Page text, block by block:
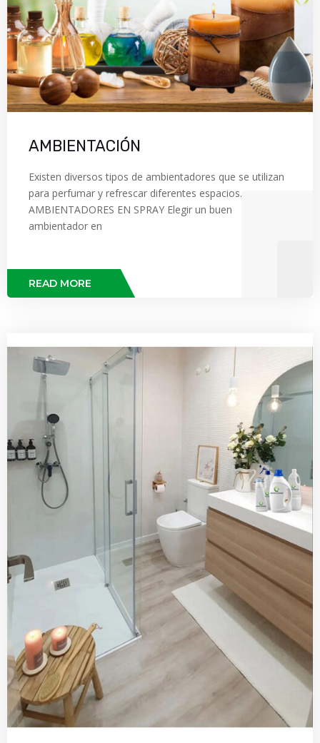
AMBIENTACIÓN
Existen diversos tipos de ambientadores que se utilizan
para perfumar y refrescar diferentes espacios.
AMBIENTADORES EN SPRAY Elegir un buen
ambientador en
READ MORE